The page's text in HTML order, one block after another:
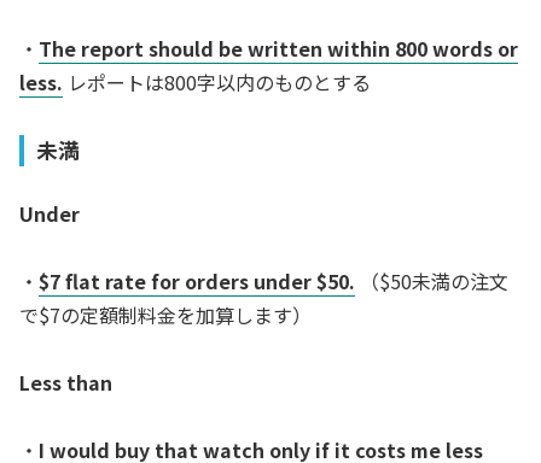
・ The report should be written within 800 words or
less. レポートは800字以内のものとする
未満
Under
・ $7 flat rate for orders under $50. （$50未満の注文
で$7の定額制料金を加算します）
Less than
・ I would buy that watch only if it costs me less